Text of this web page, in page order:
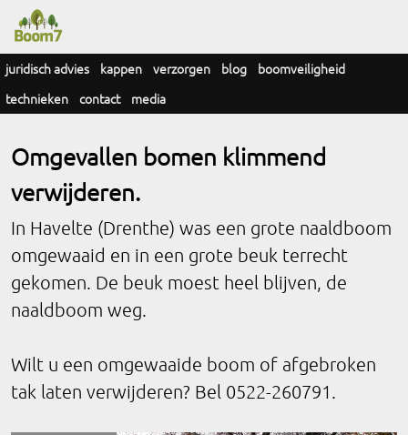
juridisch advies kappen verzorgen blog
boomveiligheid
technieken contact media
Omgevallen bomen klimmend
verwijderen.
In Havelte (Drenthe) was een grote naaldboom
omgewaaid en in een grote beuk terrecht
gekomen. De beuk moest heel blijven, de
naaldboom weg.
Wilt u een omgewaaide boom of afgebroken
tak laten verwijderen? Bel 0522-260791.